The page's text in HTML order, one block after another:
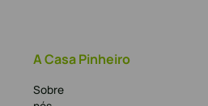
A Casa Pinheiro
Sobre